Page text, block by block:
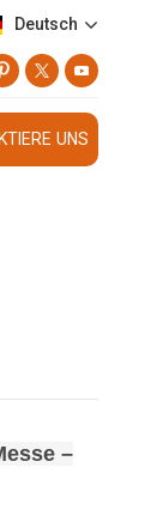
Deutsch
UNS
–